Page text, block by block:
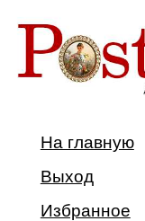
На главную
Выход
Избранное